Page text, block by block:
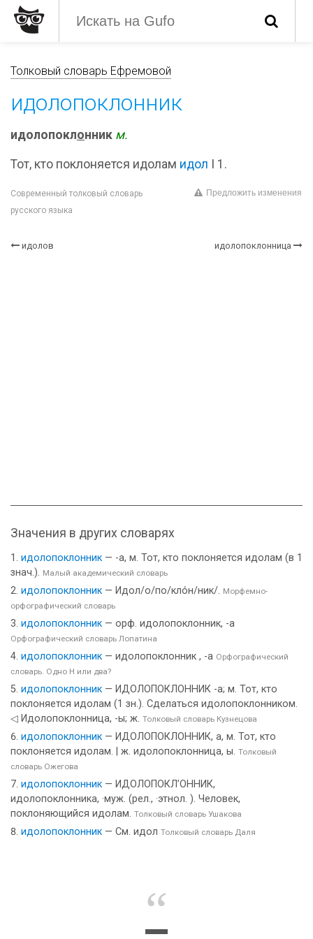
Толковый словарь Ефремовой
идолопоклонник
идолопоклонник м.
Тот, кто поклоняется идолам идол I 1.
Современный толковый словарь
русского языка
Предложить изменения
идолов идолопоклонница
Значения в других словарях
идолопоклонник — -а, м. Тот, кто поклоняется идолам (в 1
знач.). Малый академический словарь
идолопоклонник — Идол/о/по/кло́н/ник/. Морфемно-
орфографический словарь
идолопоклонник — орф. идолопоклонник, -а
Орфографический словарь Лопатина
идолопоклонник — идолопоклонник , -а Орфографический
словарь. Одно Н или два?
идолопоклонник — ИДОЛОПОКЛОННИК -а; м. Тот, кто
поклоняется идолам (1 зн.). Сделаться идолопоклонником.
◁ Идолопоклонница, -ы; ж. Толковый словарь Кузнецова
идолопоклонник — ИДОЛОПОКЛОННИК, а, м. Тот, кто
поклоняется идолам. | ж. идолопоклонница, ы. Толковый
словарь Ожегова
идолопоклонник — ИДОЛОПОКЛ’ОННИК,
идолопоклонника, ·муж. (рел., ·этнол. ). Человек,
поклоняющийся идолам. Толковый словарь Ушакова
идолопоклонник — См. идол Толковый словарь Даля